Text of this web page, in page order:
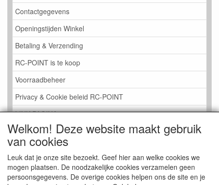
Contactgegevens
Openingstijden Winkel
Betaling & Verzending
RC-POINT is te koop
Voorraadbeheer
Privacy & Cookie beleid RC-POINT
LINK PAGINA
Gastenboek RC-POINT
Kijkje in de Winkel
Welkom! Deze website maakt gebruik
van cookies
Leuk dat je onze site bezoekt. Geef hier aan welke cookies we
mogen plaatsen. De noodzakelijke cookies verzamelen geen
persoonsgegevens. De overige cookies helpen ons de site en je